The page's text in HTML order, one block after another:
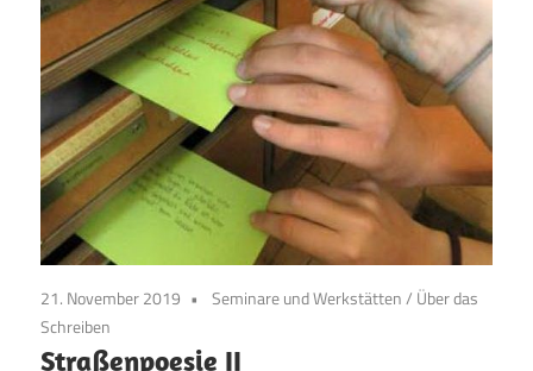
21. November 2019 Seminare und Werkstätten/ Über das
Schreiben
Straßenpoesie II